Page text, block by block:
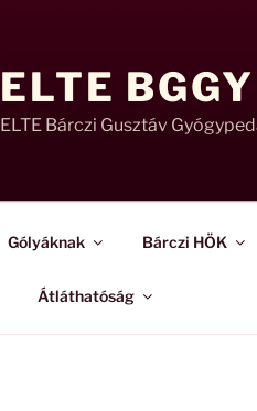
ELTE
ELTE Bárczi Gusztáv
Gólyáknak Bárczi HÖK
Átláthatóság